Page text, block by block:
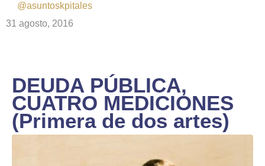
@asuntoskpitales
31 agosto, 2016
DEUDA PÚBLICA,
CUATRO MEDICIONES
(Primera de dos artes)